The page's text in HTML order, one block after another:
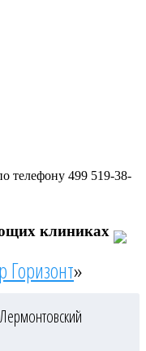
телефону 499 519-38-
клиниках
»
Лермонтовский